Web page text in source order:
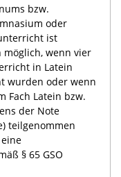
bzw.
oder
ist
wenn vier
in Latein
wurden oder wenn
Fach Latein bzw.
der Note
teilgenommen
§ 65 GSO